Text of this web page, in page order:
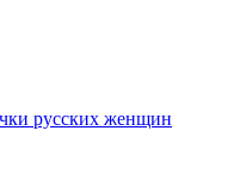
русских женщин